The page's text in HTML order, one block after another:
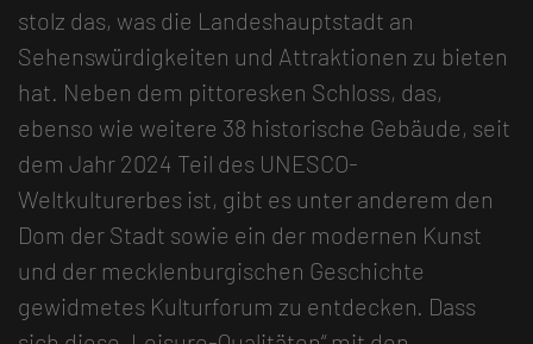
stolz das, was die Landeshauptstadt an
Sehenswürdigkeiten und Attraktionen zu bieten
hat. Neben dem pittoresken Schloss, das,
ebenso wie weitere 38 historische Gebäude, seit
dem Jahr 2024 Teil des UNESCO-
Weltkulturerbes ist, gibt es unter anderem den
Dom der Stadt sowie ein der modernen Kunst
und der mecklenburgischen Geschichte
gewidmetes Kulturforum zu entdecken. Dass